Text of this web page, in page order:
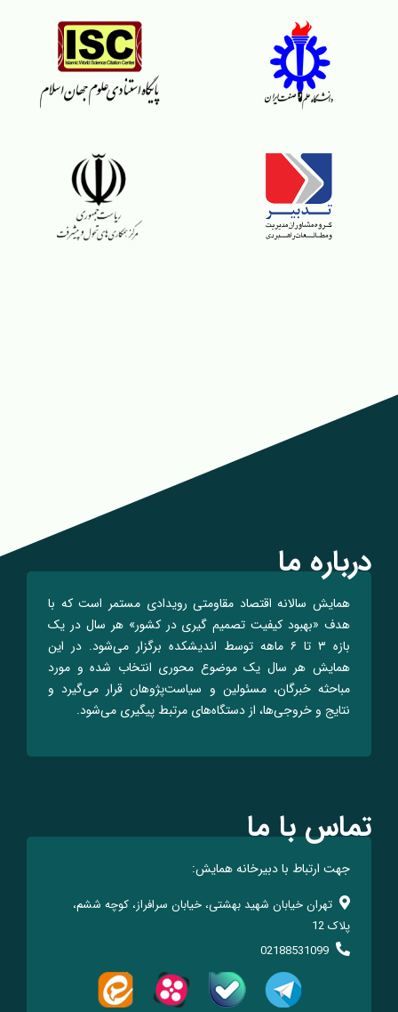
درباره ما
همایش سالانه اقتصاد مقاومتی رویدادی مستمر است که با
هدف «بهبود کیفیت تصمیم گیری در کشور» هر سال در یک
بازه ۳ تا ۶ ماهه توسط اندیشکده برگزار می‌شود. در این
همایش هر سال یک موضوع محوری انتخاب شده و مورد
مباحثه خبرگان، مسئولین و سیاست‌پژوهان قرار می‌گیرد و
نتایج و خروجی‌ها، از دستگاه‌های مرتبط پیگیری می‌شود.
تماس با ما
جهت ارتباط با دبیرخانه همایش:
تهران خیابان شهید بهشتی، خیابان سرافراز، کوچه ششم،
پلاک 12
02188531099